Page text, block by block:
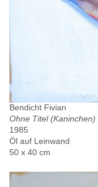
Bendicht Fivian
Ohne Titel (Kaninchen)
1985
Öl auf Leinwand
50 x 40 cm